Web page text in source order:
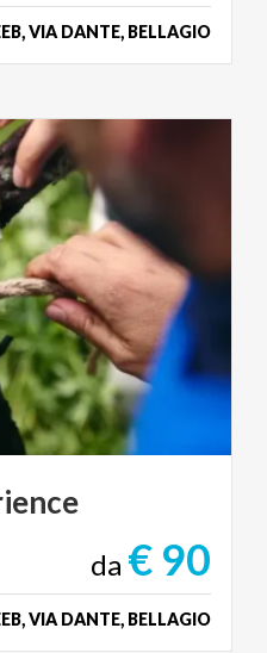
VIA DANTE, BELLAGIO
da € 90
VIA DANTE, BELLAGIO